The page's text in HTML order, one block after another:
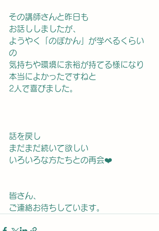
その講師さんと昨日も
お話ししましたが、
ようやく「のぼかん」が学べるくらい
の
気持ちや環境に余裕が持てる様になり
本当によかったですねと
2人で喜びました。
話を戻し
まだまだ続いて欲しい
いろいろな方たちとの再会❤️
皆さん、
ご連絡お待ちしています。